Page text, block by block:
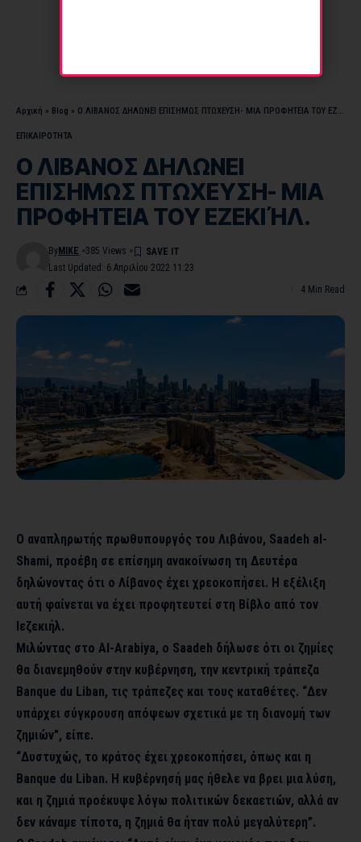
Αρχική » Blog » Ο ΛΙΒΑΝΟΣ ΔΗΛΩΝΕΙ ΕΠΙΣΗΜΩΣ ΠΤΩΧΕΥΣΗ- ΜΙΑ ΠΡΟΦΗΤΕΙΑ ΤΟΥ ΕΖΕΚΙΉΛ.
ΕΠΙΚΑΙΡΟΤΗΤΑ
Ο ΛΙΒΑΝΟΣ ΔΗΛΩΝΕΙ
ΕΠΙΣΗΜΩΣ ΠΤΩΧΕΥΣΗ- ΜΙΑ
ΠΡΟΦΗΤΕΙΑ ΤΟΥ ΕΖΕΚΙΉΛ.
Last Updated: 6 Απριλίου 2022 11:23
By MIKE 385 Views
4 Min Read
Ο αναπληρωτής πρωθυπουργός του Λιβάνου, Saadeh al-
Shami, προέβη σε επίσημη ανακοίνωση τη Δευτέρα
δηλώνοντας ότι ο Λίβανος έχει χρεοκοπήσει. Η εξέλιξη
αυτή φαίνεται να έχει προφητευτεί στη Βίβλο από τον
Ιεζεκιήλ.
Μιλώντας στο Al-Arabiya, ο Saadeh δήλωσε ότι οι ζημίες
θα διανεμηθούν στην κυβέρνηση, την κεντρική τράπεζα
Banque du Liban, τις τράπεζες και τους καταθέτες. “Δεν
υπάρχει σύγκρουση απόψεων σχετικά με τη διανομή των
ζημιών”, είπε.
“Δυστυχώς, το κράτος έχει χρεοκοπήσει, όπως και η
Banque du Liban. Η κυβέρνησή μας ήθελε να βρει μια λύση,
και η ζημιά προέκυψε λόγω πολιτικών δεκαετιών, αλλά αν
δεν κάναμε τίποτα, η ζημιά θα ήταν πολύ μεγαλύτερη”.